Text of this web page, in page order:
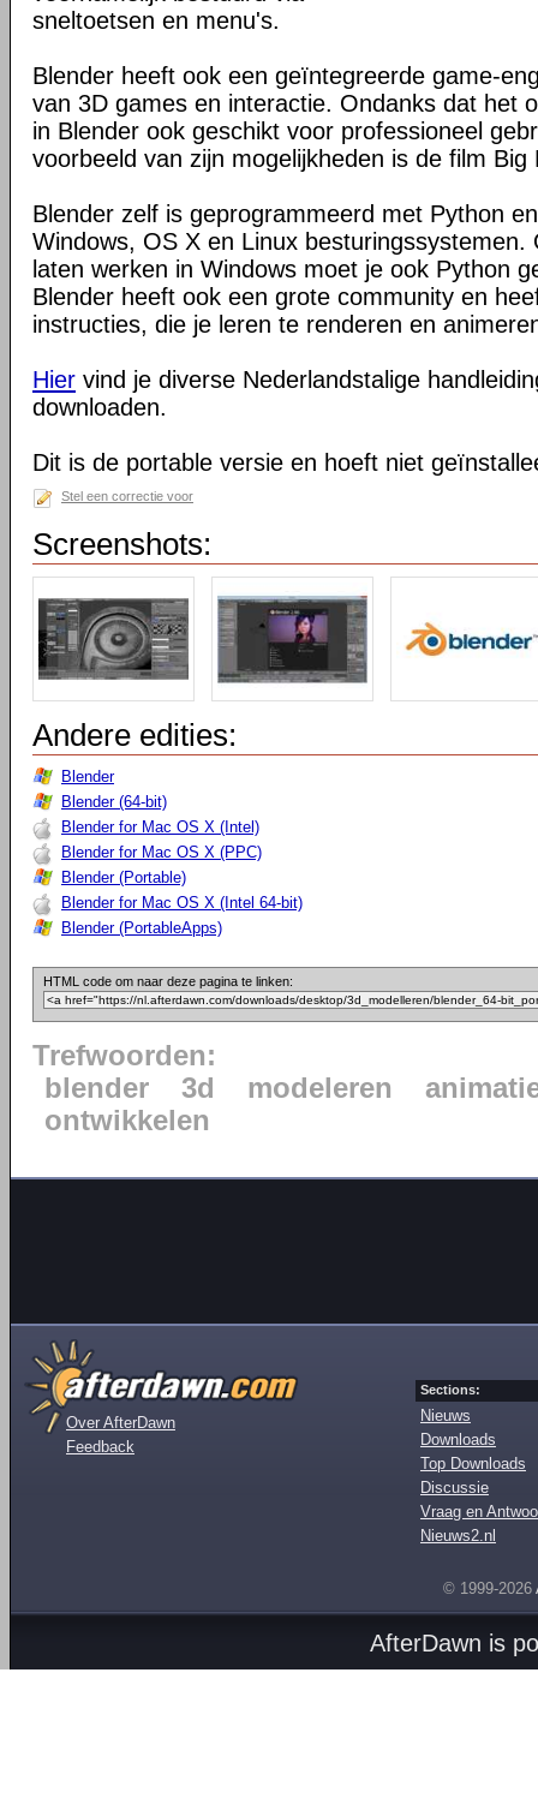
sneltoetsen en menu's.
Blender heeft ook een geïntegreerde game-
van 3D games en interactie. Ondanks dat het
in Blender ook geschikt voor professioneel
voorbeeld van zijn mogelijkheden is de film Big
Blender zelf is geprogrammeerd met Python
Windows, OS X en Linux besturingssystemen.
laten werken in Windows moet je ook Python
Blender heeft ook een grote community en
instructies, die je leren te renderen en
Hier vind je diverse Nederlandstalige
downloaden.
Dit is de portable versie en hoeft niet
Stel een correctie voor
Screenshots:
Andere edities:
Blender
Blender (64-bit)
Blender for Mac OS X (Intel)
Blender for Mac OS X (PPC)
Blender (Portable)
Blender for Mac OS X (Intel 64-bit)
Blender (PortableApps)
HTML code om naar deze pagina te linken:
Trefwoorden:
blender
3d modeleren
ontwikkelen
Over AfterDawn
Feedback
Sections:
Nieuws
Downloads
Top Downloads
Discussie
Vraag en
Nieuws2.nl
© 1999-2026
AfterDawn is